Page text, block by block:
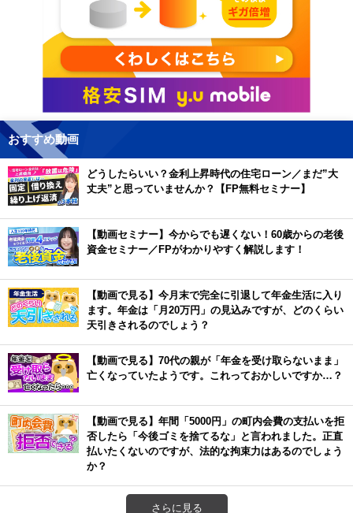
おすすめ動画
どうしたらいい？金利上昇時代の住宅ローン／まだ”大
丈夫”と思っていませんか？【FP無料セミナー】
【動画セミナー】今からでも遅くない！60歳からの老後
資金セミナー／FPがわかりやすく解説します！
【動画で見る】今月末で完全に引退して年金生活に入り
ます。年金は「月20万円」の見込みですが、どのくらい
天引きされるのでしょう？
【動画で見る】70代の親が「年金を受け取らないまま」
亡くなっていたようです。これっておかしいですか…？
【動画で見る】年間「5000円」の町内会費の支払いを拒
否したら「今後ゴミを捨てるな」と言われました。正直
払いたくないのですが、法的な拘束力はあるのでしょう
か？
さらに見る